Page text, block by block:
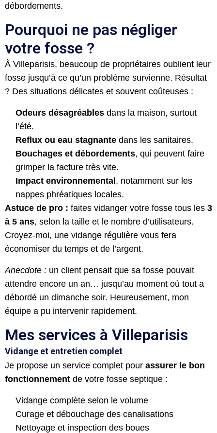
débordements.
Pourquoi ne pas négliger
votre fosse ?
À Villeparisis, beaucoup de propriétaires oublient leur
fosse jusqu’à ce qu’un problème survienne. Résultat
? Des situations délicates et souvent coûteuses :
Odeurs désagréables dans la maison, surtout
l’été.
Reflux ou eau stagnante dans les sanitaires.
Bouchages et débordements, qui peuvent faire
grimper la facture très vite.
Impact environnemental, notamment sur les
nappes phréatiques locales.
Astuce de pro : faites vidanger votre fosse tous les 3
à 5 ans, selon la taille et le nombre d’utilisateurs.
Croyez-moi, une vidange régulière vous fera
économiser du temps et de l’argent.
Anecdote : un client pensait que sa fosse pouvait
attendre encore un an… jusqu’au moment où tout a
débordé un dimanche soir. Heureusement, mon
équipe a pu intervenir rapidement.
Mes services à Villeparisis
Vidange et entretien complet
Je propose un service complet pour assurer le bon
fonctionnement de votre fosse septique :
Vidange complète selon le volume
Curage et débouchage des canalisations
Nettoyage et inspection des boues